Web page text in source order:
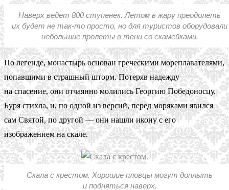
Наверх ведет 800 ступенек. Летом в жару преодолеть
их будет не так-то просто, но для туристов оборудовали
небольшие пролеты в тени со скамейками.
По легенде, монастырь основан греческими мореплавателями,
попавшими в страшный шторм. Потеряв надежду
на спасение, они отчаянно молились Георгию Победоносцу.
Буря стихла, и, по одной из версий, перед моряками явился
сам Святой, по другой — они нашли икону с его
изображением на скале.
Скала с крестом. Хорошие пловцы могут доплыть
и подняться наверх.